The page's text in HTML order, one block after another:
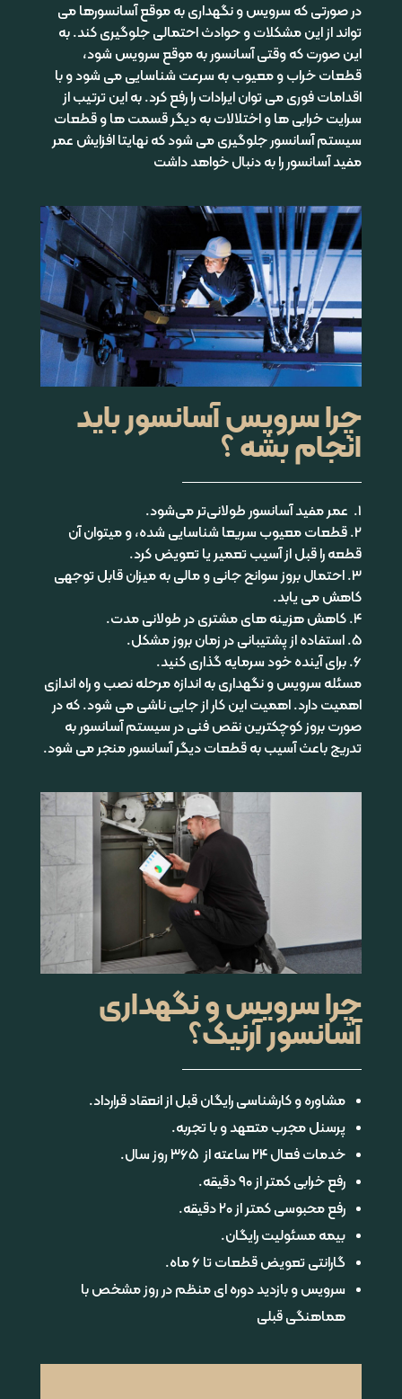
در صورتی که سرویس و نگهداری به موقع آسانسورها می
تواند از این مشکلات و حوادث احتمالی جلوگیری کند. به
این صورت که وقتی آسانسور به موقع سرویس شود،
قطعات خراب و معیوب به سرعت شناسایی می شود و با
اقدامات فوری می توان ایرادات را رفع کرد. به این ترتیب از
سرایت خرابی ها و اختلالات به دیگر قسمت ها و قطعات
سیستم آسانسور جلوگیری می شود که نهایتا افزایش عمر
مفید آسانسور را به دنبال خواهد داشت
چرا سرویس آسانسور باید
انجام بشه ؟
1. عمر مفید آسانسور طولانی‌تر می‌شود.
2. قطعات معیوب سریعا شناسایی شده، و میتوان آن
قطعه را قبل از آسیب تعمیر یا تعویض کرد.
3. احتمال بروز سوانح جانی و مالی به میزان قابل توجهی
کاهش می یابد.
4. کاهش هزینه های مشتری در طولانی مدت.
5. استفاده از پشتیبانی در زمان بروز مشکل.
6. برای آینده خود سرمایه گذاری کنید.
مسئله سرویس و نگهداری به اندازه مرحله نصب و راه اندازی
اهمیت دارد. اهمیت این کار از جایی ناشی می شود. که در
صورت بروز کوچکترین نقص فنی در سیستم آسانسور به
تدریج باعث آسیب به قطعات دیگر آسانسور منجر می شود.
چرا سرویس و نگهداری
آسانسور آرنیک؟
مشاوره و کارشناسی رایگان قبل از انعقاد قرارداد.
پرسنل مجرب متعهد و با تجربه.
خدمات فعال ۲۴ ساعته از ۳۶۵ روز سال.
رفع خرابی کمتر از ۹۰ دقیقه.
رفع محبوسی کمتر از ۲۰ دقیقه.
بیمه مسئولیت رایگان.
گارانتی تعویض قطعات تا 6 ماه.
سرویس و بازدید دوره ای منظم در روز مشخص با
هماهنگی قبلی